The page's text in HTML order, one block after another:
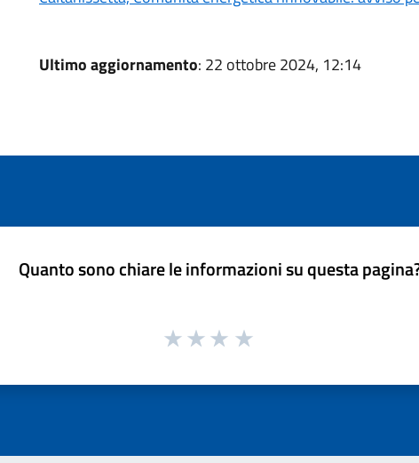
Ultimo aggiornamento: 22 ottobre 2024, 12:14
Quanto sono chiare le informazioni su questa